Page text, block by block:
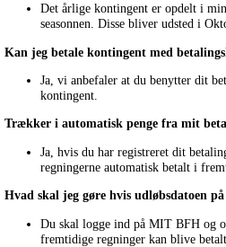
Det årlige kontingent er opdelt i
seasonnen. Disse bliver udsted i
Kan jeg betale kontingent med
Ja, vi anbefaler at du benytter dit
kontingent.
Trækker i automatisk penge fra mit
Ja, hvis du har registreret dit
regningerne automatisk betalt i
Hvad skal jeg gøre hvis udløbsdatoen
Du skal logge ind på MIT BFH og
fremtidige regninger kan blive betalt.